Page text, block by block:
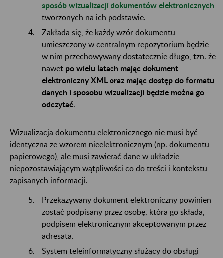
sposób wizualizacji dokumentów elektronicznych
tworzonych na ich podstawie.
Zakłada się, że każdy wzór dokumentu
umieszczony w centralnym repozytorium będzie
w nim przechowywany dostatecznie długo, tzn. że
nawet po wielu latach mając dokument
elektroniczny XML oraz mając dostęp do formatu
danych i sposobu wizualizacji będzie można go
odczytać.
Wizualizacja dokumentu elektronicznego nie musi być
identyczna ze wzorem nieelektronicznym (np. dokumentu
papierowego), ale musi zawierać dane w układzie
niepozostawiającym wątpliwości co do treści i kontekstu
zapisanych informacji.
Przekazywany dokument elektroniczny powinien
zostać podpisany przez osobę, która go składa,
podpisem elektronicznym akceptowanym przez
adresata.
System teleinformatyczny służący do obsługi